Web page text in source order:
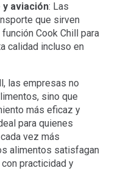
aviación: Las
que sirven
Cook Chill para
calidad incluso en
las empresas no
sino que
más eficaz y
para quienes
vez más
alimentos satisfagan
practicidad y